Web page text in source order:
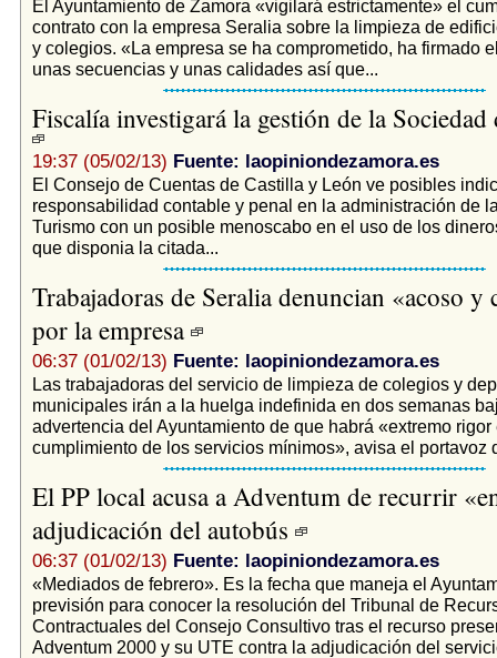
El Ayuntamiento de Zamora «vigilará estrictamente» el
contrato con la empresa Seralia sobre la limpieza de
y colegios. «La empresa se ha comprometido, ha firmado
unas secuencias y unas calidades así que...
Fiscalía investigará la gestión de la
19:37 (05/02/13) Fuente: laopiniondezamora.es
El Consejo de Cuentas de Castilla y León ve posibles
responsabilidad contable y penal en la administración de
Turismo con un posible menoscabo en el uso de los
que disponia la citada...
Trabajadoras de Seralia denuncian «acoso y
por la empresa
06:37 (01/02/13) Fuente: laopiniondezamora.es
Las trabajadoras del servicio de limpieza de colegios y
municipales irán a la huelga indefinida en dos semanas
advertencia del Ayuntamiento de que habrá «extremo rigor
cumplimiento de los servicios mínimos», avisa el portavoz
El PP local acusa a Adventum de recurrir
adjudicación del autobús
06:37 (01/02/13) Fuente: laopiniondezamora.es
«Mediados de febrero». Es la fecha que maneja el
previsión para conocer la resolución del Tribunal de
Contractuales del Consejo Consultivo tras el recurso
Adventum 2000 y su UTE contra la adjudicación del